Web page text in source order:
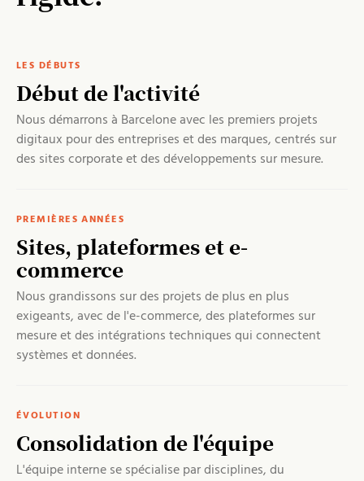
LES DÉBUTS
Début de l'activité
Nous démarrons à Barcelone avec les premiers projets
digitaux pour des entreprises et des marques, centrés sur
des sites corporate et des développements sur mesure.
PREMIÈRES ANNÉES
Sites, plateformes et e-
commerce
Nous grandissons sur des projets de plus en plus
exigeants, avec de l'e-commerce, des plateformes sur
mesure et des intégrations techniques qui connectent
systèmes et données.
ÉVOLUTION
Consolidation de l'équipe
L'équipe interne se spécialise par disciplines, du